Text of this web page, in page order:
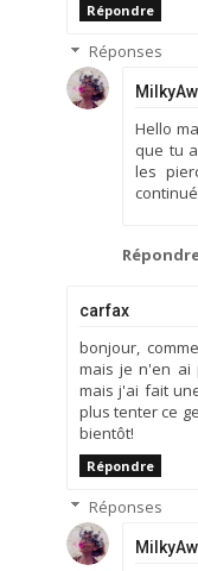
Répondre
Réponses
Hello
que tu
les
carfax
bonjour,
mais je n'en ai
mais j'ai fait
plus tenter ce
bientôt!
Répondre
Réponses